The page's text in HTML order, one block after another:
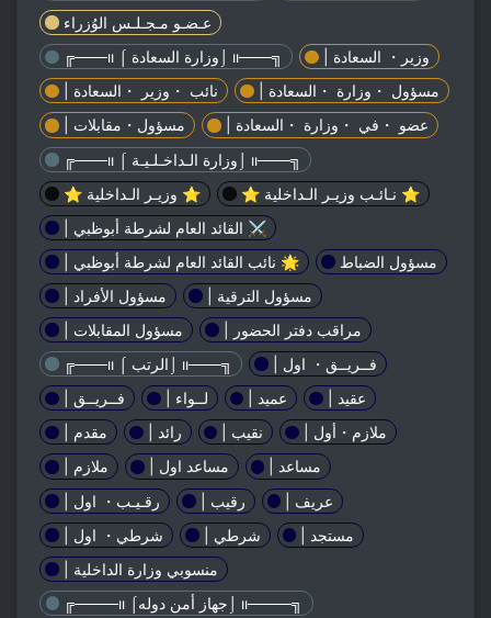
عـضـو مـجـلـس الوُزراء
╔───ıı ⌠ وزارة السعادة⌡ ıı───╗
| وزير・ السعادة
| نائب ・وزير ・السعادة
| مسؤول ・وزارة ・السعادة
| مسؤول・مقابلات
| عضو ・في ・وزارة ・السعادة
╔───ıı ⌠ وزارة الـداخـلـيـة⌡ ıı───╗
⭐ وزيـر الـداخلية ⭐
⭐ نـائـب وزيـر الـداخلية ⭐
| القائد العام لشرطة أبوظبي ⚔️
| نائب القائد العام لشرطة أبوظبي 🌟
مسؤول الضباط
| مسؤول الأفراد
| مسؤول الترقية
| مسؤول المقابلات
| مراقب دفتر الحضور
╔───ıı ⌠ الرتب⌡ ıı───╗
| فــريــق・ اول
| فــريــق
| لــواء | عميد
| عقيد
| مقدم
| رائد | نقيب
| ملازم・أول
| ملازم
| مساعد اول
| مساعد
| رقـيـب・ اول
| رقيب
| عريف
| شرطي・ اول
| شرطي
| مستجد
| منسوبي وزارة الداخلية
╔────ıı ⌠جهاز أمن دوله⌡ ıı────╗